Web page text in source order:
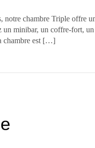
notre chambre Triple offre
minibar, un coffre-fort,
chambre est […]